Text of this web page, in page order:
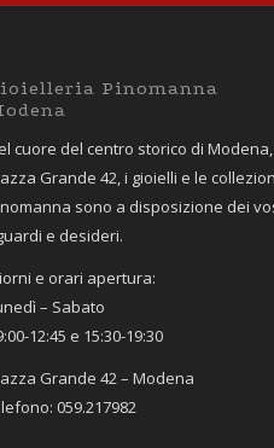
Pinomanna
cuore del centro storico di
Grande 42, i gioielli e le
sono a disposizione dei
e desideri.
e orari apertura:
– Sabato
12:45 e 15:30-19:30
Grande 42 – Modena
059.217982